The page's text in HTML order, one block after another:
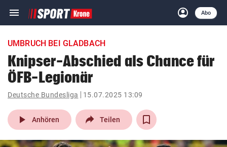
menu Navigation
ein-/ausklappen
account_circle
Anmelden
Abo
close Schließen
account_circle Anmelden
pin_drop
Wien arrow_right
bookmark
UMBRUCH BEI GLADBACH
Knipser-Abschied als Chance für
ÖFB-Legionär
Deutsche Bundesliga 15.07.2025 13:09
play_arrow Anhören Teilen